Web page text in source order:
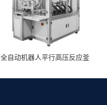
全自动机器人平行高压反应釜